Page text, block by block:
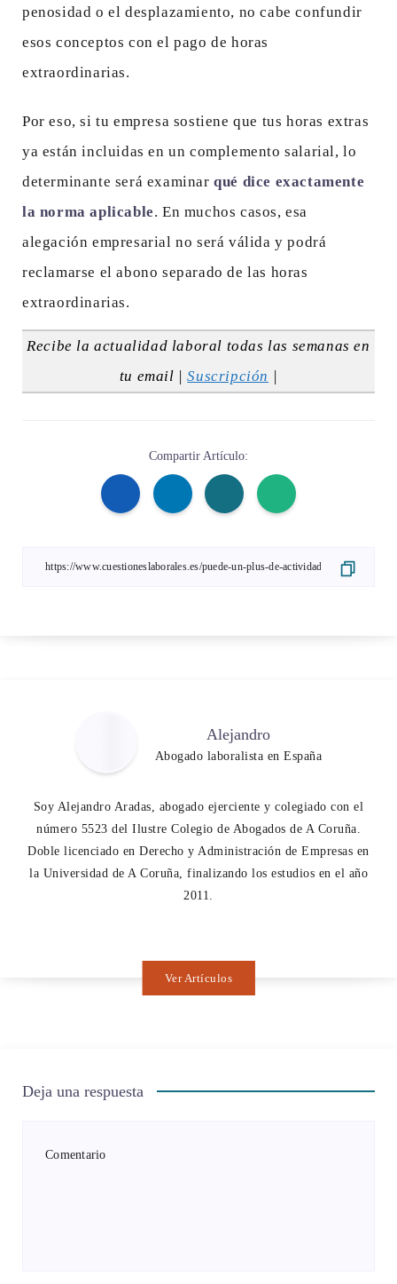
penosidad o el desplazamiento, no cabe confundir
esos conceptos con el pago de horas
extraordinarias.
Por eso, si tu empresa sostiene que tus horas extras
ya están incluidas en un complemento salarial, lo
determinante será examinarqué dice exactamente
la norma aplicable. En muchos casos, esa
alegación empresarial no será válida y podrá
reclamarse el abono separado de las horas
extraordinarias.
Recibe la actualidad laboral todas las semanas en
tu email |Suscripción |
Compartir Artículo:
Alejandro
Abogado laboralista en España
Soy Alejandro Aradas, abogado ejerciente y colegiado con el
número 5523 del Ilustre Colegio de Abogados de A Coruña.
Doble licenciado en Derecho y Administración de Empresas en
la Universidad de A Coruña, finalizando los estudios en el año
2011.
Ver Artículos
Deja una respuesta